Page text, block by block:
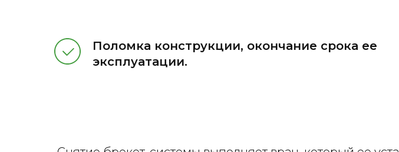
Поломка конструкции, окончание срока ее
эксплуатации.